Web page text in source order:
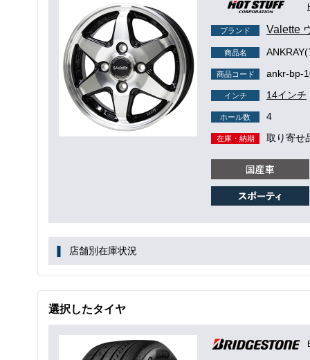
ブランド Valette
商品名
商品コード ankr-bp-
インチ 14インチ
ホール数 4
在庫・納期 取り寄せ
店舗別在庫状況
選択したタイヤ